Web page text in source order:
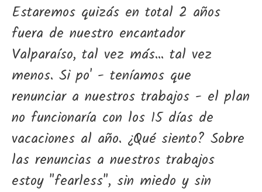
Estaremos quizás en total 2 años
fuera de nuestro encantador
Valparaíso, tal vez más... tal vez
menos. Si po' - teníamos que
renunciar a nuestros trabajos - el plan
no funcionaría con los 15 días de
vacaciones al año. ¿Qué siento? Sobre
las renuncias a nuestros trabajos
estoy "fearless", sin miedo y sin